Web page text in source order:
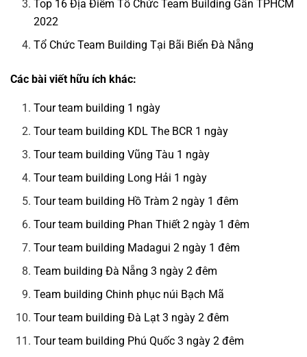
Top 16 Địa Điểm Tổ Chức Team Building Gần TPHCM
2022
Tổ Chức Team Building Tại Bãi Biển Đà Nẵng
Các bài viết hữu ích khác:
Tour team building 1 ngày
Tour team building KDL The BCR 1 ngày
Tour team building Vũng Tàu 1 ngày
Tour team building Long Hải 1 ngày
Tour team building Hồ Tràm 2 ngày 1 đêm
Tour team building Phan Thiết 2 ngày 1 đêm
Tour team building Madagui 2 ngày 1 đêm
Team building Đà Nẵng 3 ngày 2 đêm
Team building Chinh phục núi Bạch Mã
Tour team building Đà Lạt 3 ngày 2 đêm
Tour team building Phú Quốc 3 ngày 2 đêm